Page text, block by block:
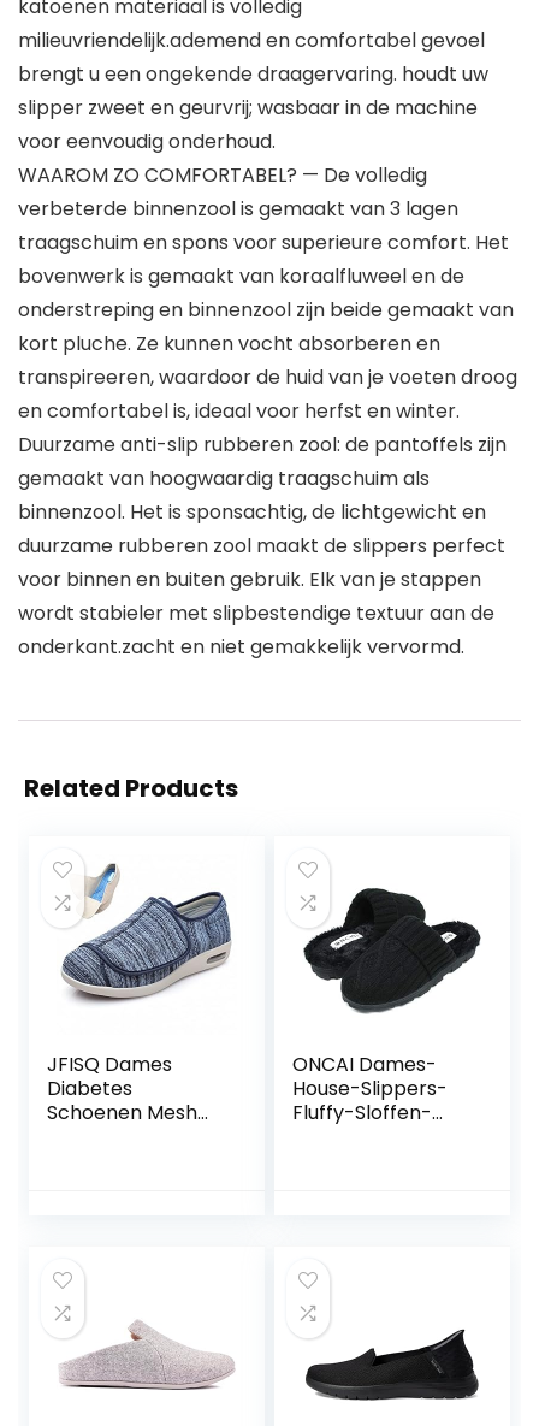
katoenen materiaal is volledig
milieuvriendelijk.ademend en comfortabel gevoel
brengt u een ongekende draagervaring. houdt uw
slipper zweet en geurvrij; wasbaar in de machine
voor eenvoudig onderhoud.
WAAROM ZO COMFORTABEL? — De volledig
verbeterde binnenzool is gemaakt van 3 lagen
traagschuim en spons voor superieure comfort. Het
bovenwerk is gemaakt van koraalfluweel en de
onderstreping en binnenzool zijn beide gemaakt van
kort pluche. Ze kunnen vocht absorberen en
transpireeren, waardoor de huid van je voeten droog
en comfortabel is, ideaal voor herfst en winter.
Duurzame anti-slip rubberen zool: de pantoffels zijn
gemaakt van hoogwaardig traagschuim als
binnenzool. Het is sponsachtig, de lichtgewicht en
duurzame rubberen zool maakt de slippers perfect
voor binnen en buiten gebruik. Elk van je stappen
wordt stabieler met slipbestendige textuur aan de
onderkant.zacht en niet gemakkelijk vervormd.
Related Products
JFISQ Dames
Diabetes
Schoenen Mesh
Schoenen,05,43 EU
ONCAI Dames-
House-Slippers-
Fluffy-Sloffen-
Gevoerd
Traagschuim
Ademend Huis
Schoenen voor
Vrouwen